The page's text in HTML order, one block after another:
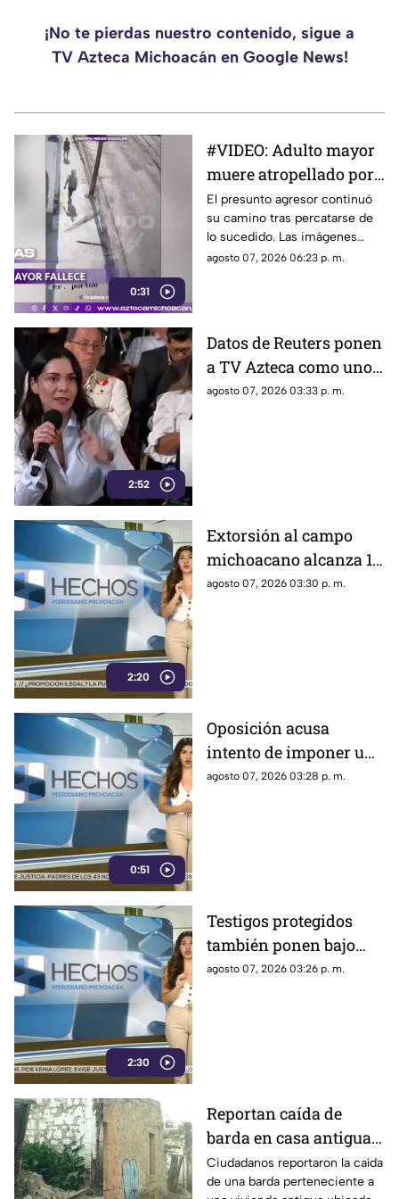
¡No te pierdas nuestro contenido, sigue a
TV Azteca Michoacán en Google News!
0:31
#VIDEO: Adulto mayor
muere atropellado por
tráiler tras ser
empujado.
El presunto agresor continuó
su camino tras percatarse de
lo sucedido. Las imágenes
causaron indignación en redes
agosto 07, 2026 06:23 p. m.
2:52
Datos de Reuters ponen
a TV Azteca como uno
de los medios con
agosto 07, 2026 03:33 p. m.
2:20
Extorsión al campo
michoacano alcanza 18
mil millones de pesos;
agosto 07, 2026 03:30 p. m.
0:51
Oposición acusa
intento de imponer una
sola narrativa y limitar
agosto 07, 2026 03:28 p. m.
2:30
Testigos protegidos
también ponen bajo
presión a políticos en
agosto 07, 2026 03:26 p. m.
Reportan caída de
barda en casa antigua
del Centro de Morelia
Ciudadanos reportaron la caída
de una barda perteneciente a